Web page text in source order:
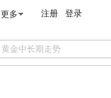
更多 注册 登录